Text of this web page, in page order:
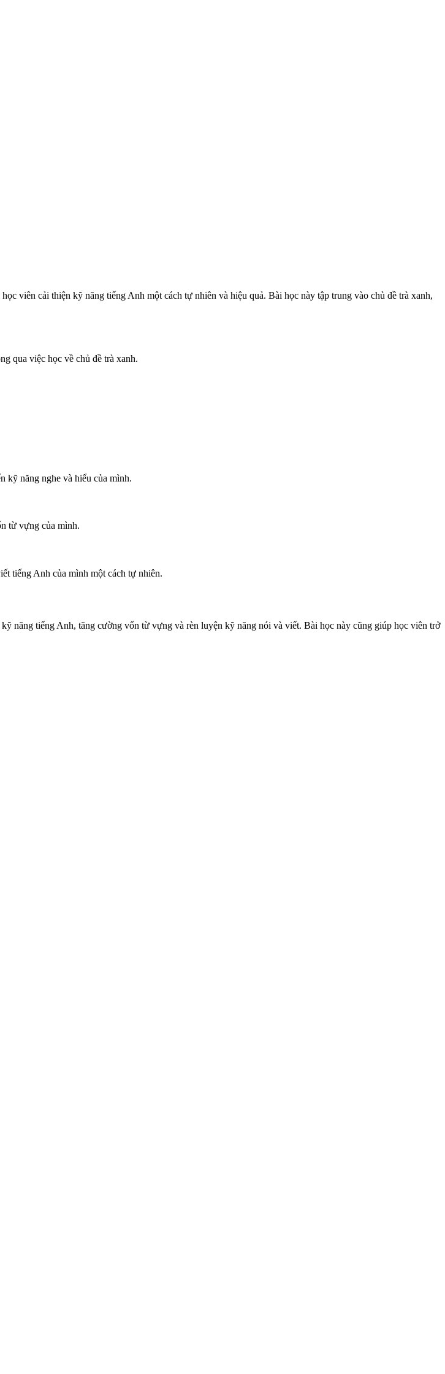
viên cải thiện kỹ năng tiếng Anh một cách tự nhiên và hiệu quả. Bài học này tập trung vào chủ đề trà xanh,
qua việc học về chủ đề trà xanh.
kỹ năng nghe và hiểu của mình.
từ vựng của mình.
tiếng Anh của mình một cách tự nhiên.
năng tiếng Anh, tăng cường vốn từ vựng và rèn luyện kỹ năng nói và viết. Bài học này cũng giúp học viên trở